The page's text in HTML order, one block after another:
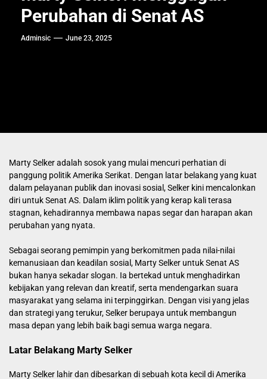
Perubahan di Senat AS
Adminsic June 23, 2025
Marty Selker adalah sosok yang mulai mencuri perhatian di
panggung politik Amerika Serikat. Dengan latar belakang yang kuat
dalam pelayanan publik dan inovasi sosial, Selker kini mencalonkan
diri untuk Senat AS. Dalam iklim politik yang kerap kali terasa
stagnan, kehadirannya membawa napas segar dan harapan akan
perubahan yang nyata.
Sebagai seorang pemimpin yang berkomitmen pada nilai-nilai
kemanusiaan dan keadilan sosial, Marty Selker untuk Senat AS
bukan hanya sekadar slogan. Ia bertekad untuk menghadirkan
kebijakan yang relevan dan kreatif, serta mendengarkan suara
masyarakat yang selama ini terpinggirkan. Dengan visi yang jelas
dan strategi yang terukur, Selker berupaya untuk membangun
masa depan yang lebih baik bagi semua warga negara.
Latar Belakang Marty Selker
Marty Selker lahir dan dibesarkan di sebuah kota kecil di Amerika